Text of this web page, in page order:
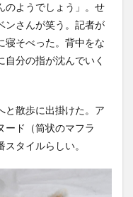
ようでしょう」。せ
ンさんが笑う。記者が
寝そべった。背中をな
分の指が沈んでいく
散歩に出掛けた。ア
ード（筒状のマフラ
タイルらしい。